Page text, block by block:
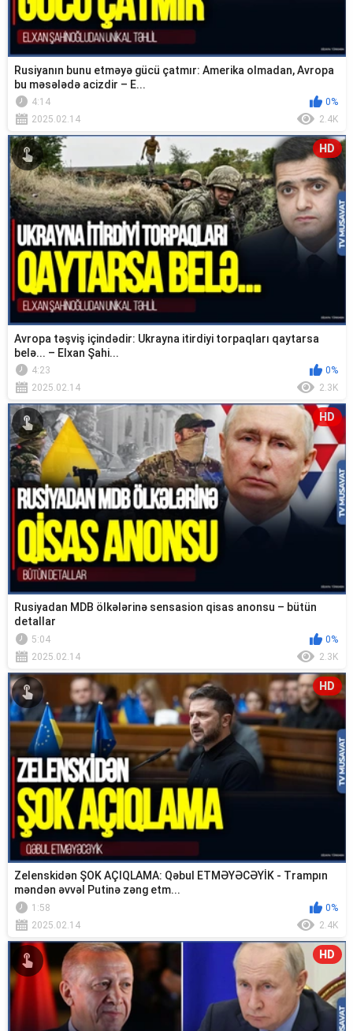
Rusiyanın bunu etməyə gücü çatmır: Amerika olmadan, Avropa
bu məsələdə acizdir – E...
4:14
0%
2025.02.14
2.4K
HD
Avropa təşviş içindədir: Ukrayna itirdiyi torpaqları qaytarsa
belə... – Elxan Şahi...
4:23
0%
2025.02.14
2.3K
HD
Rusiyadan MDB ölkələrinə sensasion qisas anonsu – bütün
detallar
5:04
0%
2025.02.14
2.3K
HD
Zelenskidən ŞOK AÇIQLAMA: Qəbul ETMƏYƏCƏYİK - Trampın
məndən əvvəl Putinə zəng etm...
1:58
0%
2025.02.14
2.4K
HD